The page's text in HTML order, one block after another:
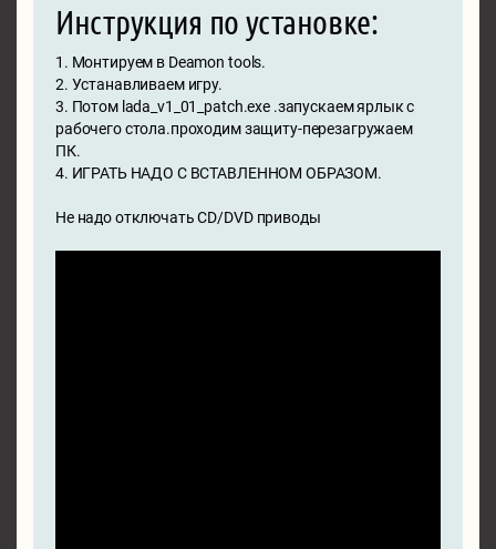
Инструкция по установке:
1. Монтируем в Deamon tools.
2. Устанавливаем игру.
3. Потом lada_v1_01_patch.exe .запускаем ярлык с
рабочего стола.проходим защиту-перезагружаем
ПК.
4. ИГРАТЬ НАДО С ВСТАВЛЕННОМ ОБРАЗОМ.
Не надо отключать CD/DVD приводы